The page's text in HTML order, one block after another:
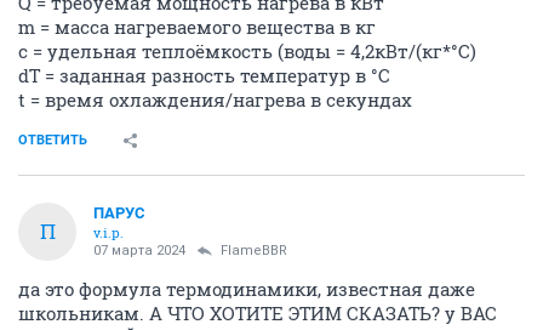
m = масса нагреваемого вещества в кг
c = удельная теплоёмкость (воды = 4,2кВт/(кг*°C)
dT = заданная разность температур в °C
t = время охлаждения/нагрева в секундах
ОТВЕТИТЬ
П
ПАРУС
v.i.p.
07 марта 2024 FlameBBR
да это формула термодинамики, известная даже
школьникам. А ЧТО ХОТИТЕ ЭТИМ СКАЗАТЬ? у ВАС